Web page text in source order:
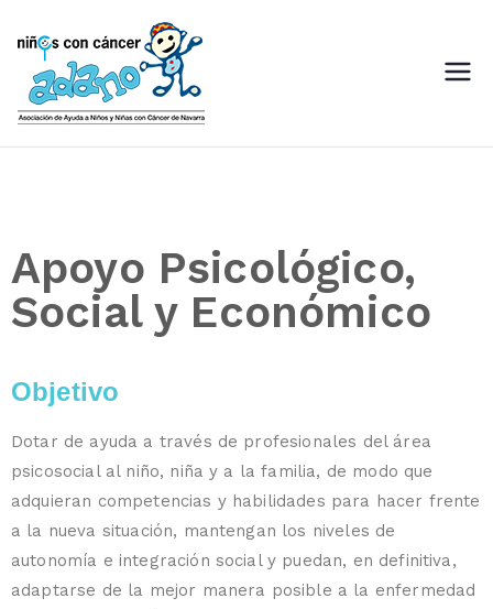
Asociación de Ayuda a Niños
Apoyo Psicológico,
Social y Económico
Objetivo
Dotar de ayuda a través de profesionales del área
psicosocial al niño, niña y a la familia, de modo que
adquieran competencias y habilidades para hacer frente
a la nueva situación, mantengan los niveles de
autonomía e integración social y puedan, en definitiva,
adaptarse de la mejor manera posible a la enfermedad